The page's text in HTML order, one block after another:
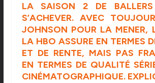
LA SAISON 2 DE
S’ACHEVER. AVEC
JOHNSON POUR LA MENER,
LA HBO ASSURE EN TERMES
ET DE RENTE, MAIS PAS
EN TERMES DE QUALITÉ
CINÉMATOGRAPHIQUE.